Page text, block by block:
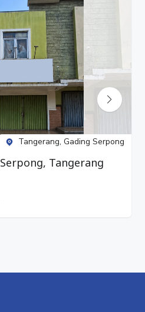
Tangerang, Gading Serpong
Tangerang